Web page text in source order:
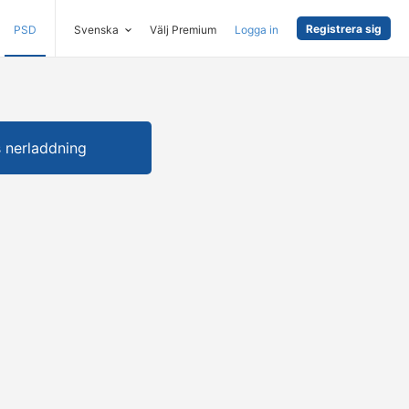
PSD Svenska Välj Premium Logga in Registrera sig
nerladdning